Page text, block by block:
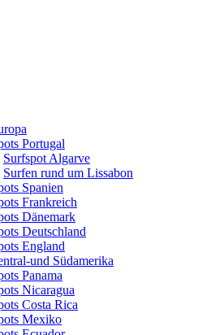
Portugal
Surfspot Algarve
Surfen rund um Lissabon
Spanien
Frankreich
Dänemark
Deutschland
England
und Südamerika
Panama
Nicaragua
Costa Rica
Mexiko